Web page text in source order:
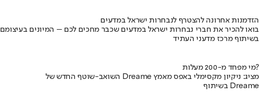
הזדמנות אחרונה להצטרף לנבחרות ישראל במדעים
בואו להכיר את חברי נבחרות ישראל במדעים שכבר מחכים לכם – המיונים בעיצומם
בשיתוף מרכז מדעני העתיד
מי מפחד מ-200 מעלות?
השואב-שוטף החדש של Dreame מציג: ניקיון מקסימלי באפס מאמץ
בשיתוף Dreame